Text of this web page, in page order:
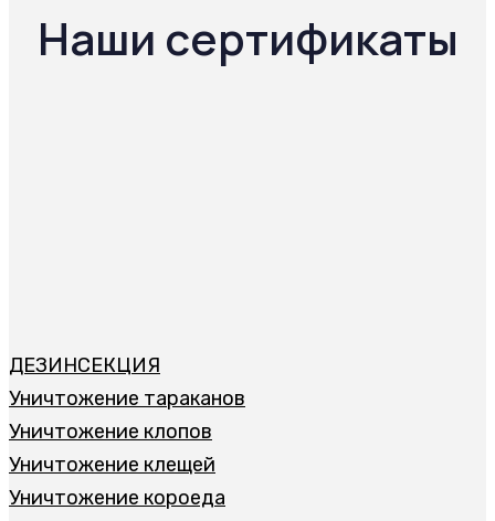
Наши сертификаты
ДЕЗИНСЕКЦИЯ
Уничтожение тараканов
Уничтожение клопов
Уничтожение клещей
Уничтожение короеда